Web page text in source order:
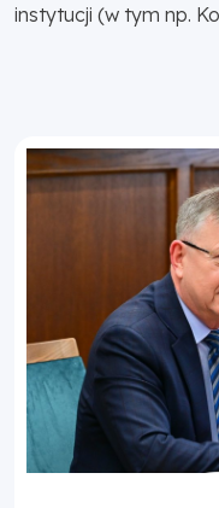
instytucji (w tym np.
Poprzednia
Następna